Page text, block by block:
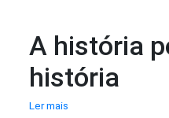
A história
história
Ler mais